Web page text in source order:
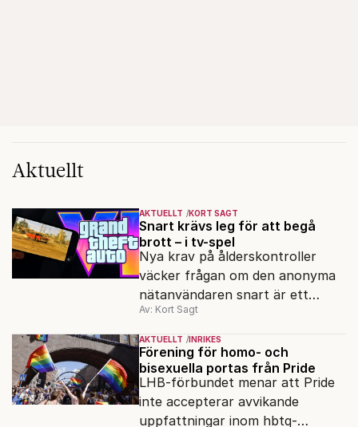
Aktuellt
AKTUELLT KORT SAGT
Snart krävs leg för att begå
brott – i tv-spel
Nya krav på ålderskontroller
väcker frågan om den anonyma
nätanvändaren snart är ett
minne blott.
Av: Kort Sagt
AKTUELLT INRIKES
Förening för homo- och
bisexuella portas från Pride
LHB-förbundet menar att Pride
inte accepterar avvikande
uppfattningar inom hbtq-